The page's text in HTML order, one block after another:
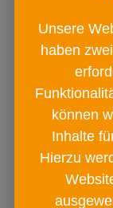
Metalldose
Unsere
haben
können
Inhalte
Hierzu